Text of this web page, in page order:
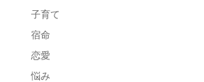
子育て
宿命
恋愛
悩み